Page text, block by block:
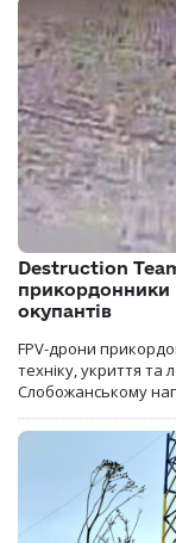
Destruction
прикордонники
окупантів
FPV-дрони
техніку, укриття та
Слобожанському